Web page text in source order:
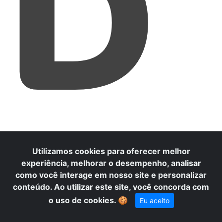
Utilizamos cookies para oferecer melhor
experiência, melhorar o desempenho, analisar
como você interage em nosso site e personalizar
conteúdo. Ao utilizar este site, você concorda com
o uso de cookies. 🍪 Eu aceito